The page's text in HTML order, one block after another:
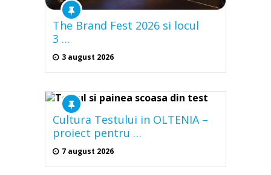
The Brand Fest 2026 si locul
3 …
3 august 2026
Cultura Testului in OLTENIA –
proiect pentru …
7 august 2026